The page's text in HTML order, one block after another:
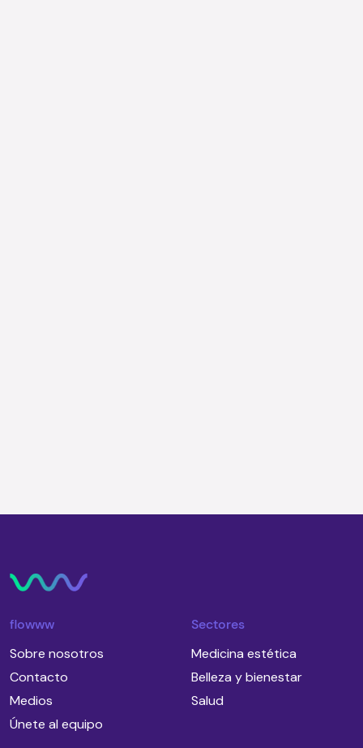
flowww
Sobre nosotros
Contacto
Medios
Únete al equipo
Sectores
Medicina estética
Belleza y bienestar
Salud